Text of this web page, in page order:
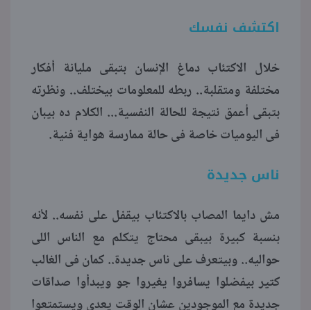
اكتشف نفسك
خلال الاكتئاب دماغ الإنسان بتبقى مليانة أفكار
مختلفة ومتقلبة.. ربطه للمعلومات بيختلف.. ونظرته
بتبقى أعمق نتيجة للحالة النفسية... الكلام ده بيبان
فى اليوميات خاصة فى حالة ممارسة هواية فنية.
ناس جديدة
مش دايما المصاب بالاكتئاب بيقفل على نفسه.. لأنه
بنسبة كبيرة بيبقى محتاج يتكلم مع الناس اللى
حواليه.. وبيتعرف على ناس جديدة.. كمان فى الغالب
كتير بيفضلوا يسافروا يغيروا جو ويبدأوا صداقات
جديدة مع الموجودين عشان الوقت يعدى ويستمتعوا